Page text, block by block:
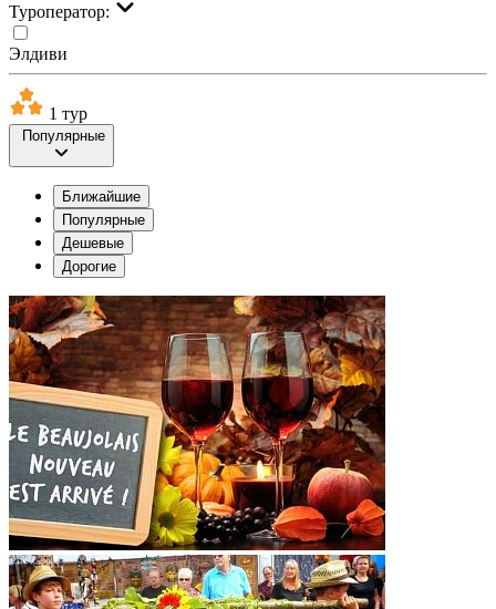
Туроператор:
Элдиви
1 тур
Популярные
Ближайшие
Популярные
Дешевые
Дорогие